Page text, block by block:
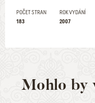
POČET STRAN
183
ROK VYDÁNÍ
2007
Mohlo by